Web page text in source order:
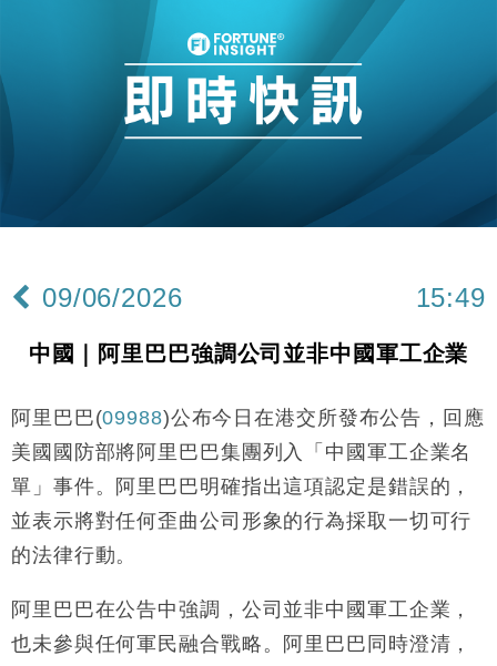
地產｜大酒店中期轉賺2300萬元 斥21億翻新香港及
國際｜特朗普赴洛杉磯高球場活動前 男子攜槍彈被捕
12:30
財經｜香港7月PMI回落至51 企業擴張放慢兼縮減人
財經｜黑石傳再籌逾360億美元 支援Anthropic租用
18:15
本地｜新世界K11 9月升級會員制度 增鉑金卡級別鎖
17:40
財經｜本港6月零售額連升14個月 珠寶鐘錶銷售升勢
16:33
財經｜滙控重啟最多10億美元回購 派息比率目標維持
50%
15:59
財經｜SA售股自救後再出手 斥4億美元押注未上市公
司
11:30
財經｜精星香港夥菜鳥拓全球智慧倉儲市場 加快海外
市場落地
東京半島
13:12
國際｜特朗普赴洛杉磯高球場活動前 男子攜槍彈被捕
09/06/2026 15:49
中國｜阿里巴巴強調公司並非中國軍工企業
阿里巴巴(09988)公布今日在港交所發布公告，回應
美國國防部將阿里巴巴集團列入「中國軍工企業名
單」事件。阿里巴巴明確指出這項認定是錯誤的，
並表示將對任何歪曲公司形象的行為採取一切可行
的法律行動。
阿里巴巴在公告中強調，公司並非中國軍工企業，
也未參與任何軍民融合戰略。阿里巴巴同時澄清，